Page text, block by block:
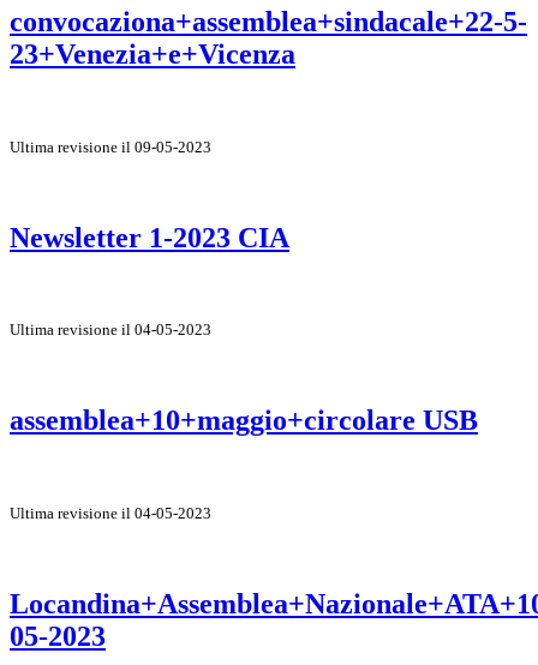
convocaziona+assemblea+sindacale+22-5-
23+Venezia+e+Vicenza
Ultima revisione il 09-05-2023
Newsletter 1-2023 CIA
Ultima revisione il 04-05-2023
assemblea+10+maggio+circolare USB
Ultima revisione il 04-05-2023
05-2023